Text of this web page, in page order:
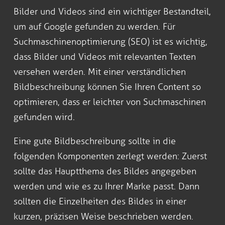
Bilder und Videos sind ein wichtiger Bestandteil,
um auf Google gefunden zu werden. Für
Suchmaschinenoptimierung (SEO) ist es wichtig,
dass Bilder und Videos mit relevanten Texten
versehen werden. Mit einer verständlichen
Bildbeschreibung können Sie Ihren Content so
optimieren, dass er leichter von Suchmaschinen
gefunden wird.
Eine gute Bildbeschreibung sollte in die
folgenden Komponenten zerlegt werden: Zuerst
sollte das Hauptthema des Bildes angegeben
werden und wie es zu Ihrer Marke passt. Dann
sollten die Einzelheiten des Bildes in einer
kurzen, präzisen Weise beschrieben werden.